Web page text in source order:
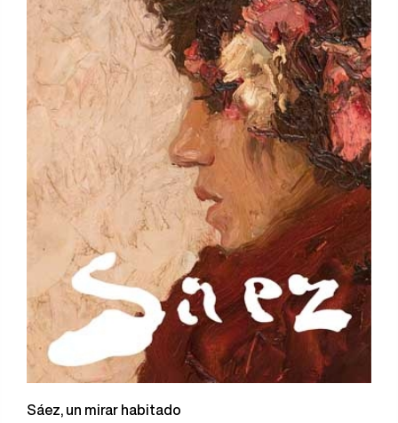
Sáez, un mirar habitado